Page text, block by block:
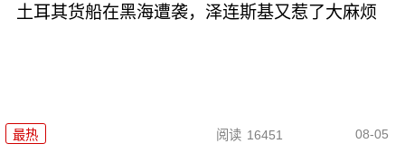
土耳其货船在黑海遭袭，泽连斯基又惹了大麻烦
最热 阅读 16451 08-05